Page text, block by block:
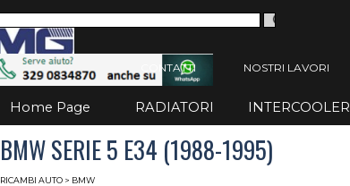
Salta menù
CONTATTI NOSTRI LAVORI
Home Page RADIATORI ▼
INTERCOOLER
BMW SERIE 5 E34 (1988-1995)
RICAMBI AUTO > BMW